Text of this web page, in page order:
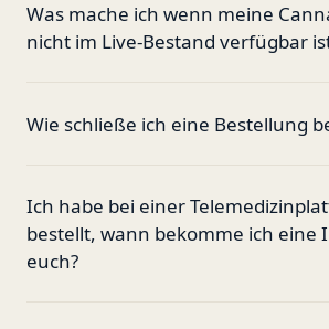
Was mache ich wenn meine
nicht im Live-Bestand verfügbar
Wie schließe ich eine Bestellung
Ich habe bei einer
bestellt, wann bekomme ich eine
euch?